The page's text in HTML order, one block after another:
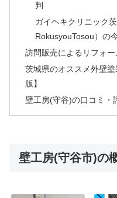
判
ガイヘキクリニック
RokusyouTosou）の
訪問販売によるリフォ
茨城県のオススメ外壁
版】
壁工房(守谷)の口コミ・
壁工房(守谷市)の